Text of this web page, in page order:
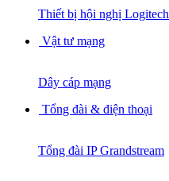
Thiết bị hội nghị Logitech
Vật tư mạng
Dây cáp mạng
Tổng đài & điện thoại
Tổng đài IP Grandstream